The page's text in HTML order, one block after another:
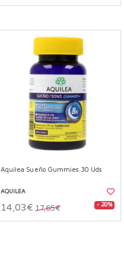
Aquilea Sueño Gummies 30 Uds
AQUILEA
14,03€ 17,65€ - 20%